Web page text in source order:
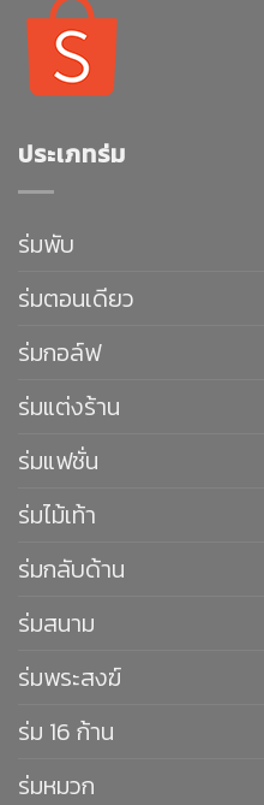
ประเภทร่ม
ร่มพับ
ร่มตอนเดียว
ร่มกอล์ฟ
ร่มแต่งร้าน
ร่มแฟชั่น
ร่มไม้เท้า
ร่มกลับด้าน
ร่มสนาม
ร่มพระสงฆ์
ร่ม 16 ก้าน
ร่มหมวก